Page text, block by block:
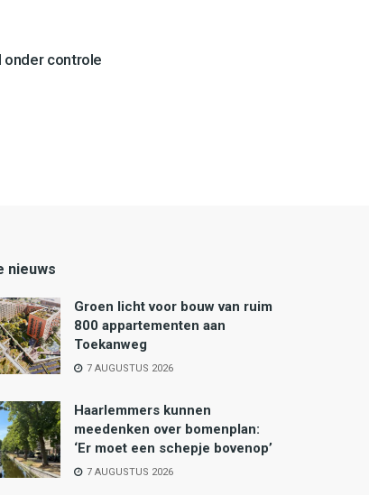
onder controle
nieuws
Groen licht voor bouw van ruim
800 appartementen aan
Toekanweg
7 AUGUSTUS 2026
Haarlemmers kunnen
meedenken over bomenplan:
‘Er moet een schepje bovenop’
7 AUGUSTUS 2026